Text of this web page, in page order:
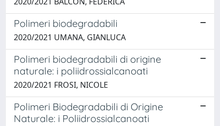
Polimeri biodegradabili
2020/2021 UMANA, GIANLUCA
Polimeri biodegradabili di origine
naturale: i poliidrossialcanoati
2020/2021 FROSI, NICOLE
Polimeri Biodegradabili di Origine
Naturale: i Poliidrossialcanoati